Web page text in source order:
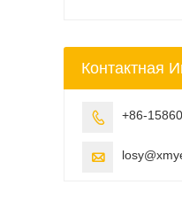
Контактная
 +86-
